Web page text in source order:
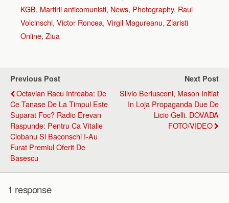
KGB, Martirii anticomunisti, News, Photography, Raul
Volcinschi, Victor Roncea, Virgil Magureanu, Ziaristi
Online, Ziua
Previous Post
Octavian Racu Intreaba: De
Ce Tanase De La Timpul Este
Suparat Foc? Radio Erevan
Raspunde: Pentru Ca Vitalie
Ciobanu Si Baconschi I-Au
Furat Premiul Oferit De
Basescu
Next Post
Silvio Berlusconi, Mason Initiat
In Loja Propaganda Due De
Licio Gelli. DOVADA
FOTO/VIDEO
1 response